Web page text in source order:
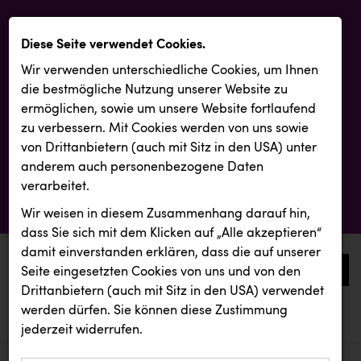
0
aktuelle aussendungen
aktuelle aussendungen
Diese Seite verwendet Cookies.
Wir verwenden unterschiedliche Cookies, um Ihnen
die best­mögliche Nutzung unserer Website zu
ermöglichen, sowie um unsere Website fortlaufend
zu verbessern. Mit Cookies werden von uns sowie
von Drittanbietern (auch mit Sitz in den USA) unter
anderem auch personenbezogene Daten
verarbeitet.
Wir weisen in diesem Zusammenhang darauf hin,
dass Sie sich mit dem Klicken auf „Alle akzeptieren“
damit ein­ver­standen erklären, dass die auf unserer
Seite eingesetzten Cookies von uns und von den
Drittanbietern (auch mit Sitz in den USA) verwendet
werden dürfen. Sie können diese Zustimmung
jederzeit widerrufen.